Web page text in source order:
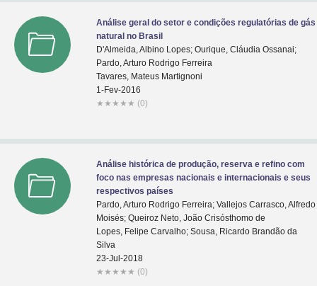
Análise geral do setor e condições regulatórias de gás
natural no Brasil
D'Almeida, Albino Lopes; Ourique, Cláudia Ossanai;
Pardo, Arturo Rodrigo Ferreira
Tavares, Mateus Martignoni
1-Fev-2016
★ ★ ★ ★ ★ (0)
Análise histórica de produção, reserva e refino com
foco nas empresas nacionais e internacionais e seus
respectivos países
Pardo, Arturo Rodrigo Ferreira; Vallejos Carrasco, Alfredo
Moisés; Queiroz Neto, João Crisósthomo de
Lopes, Felipe Carvalho; Sousa, Ricardo Brandão da
Silva
23-Jul-2018
★ ★ ★ ★ ★ (0)